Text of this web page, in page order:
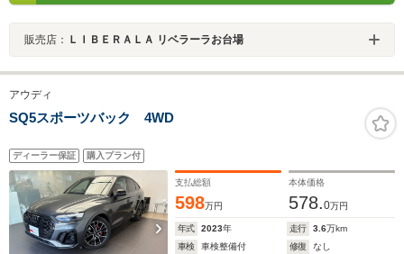
販売店： ＬＩＢＥＲＡＬＡ リベラーラお台場
アウディ
SQ5スポーツバック 4WD
ディーラー保証 購入プラン付
支払総額
598万円
本体価格
578.0万円
年式 2023年 走行 3.6万km
車検
車検整備付 修復
なし